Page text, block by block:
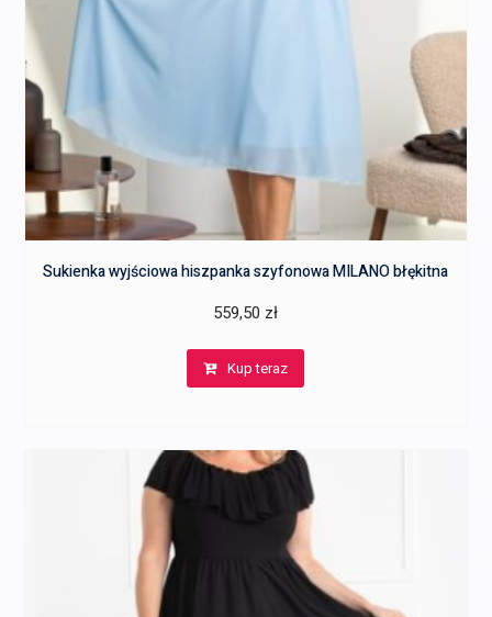
Sukienka wyjściowa hiszpanka szyfonowa MILANO błękitna
559,50 zł
Kup teraz